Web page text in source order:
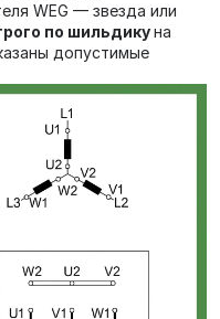
WEG — звезда или
по шильдикуна
допустимые